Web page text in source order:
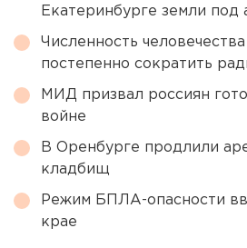
Екатеринбурге земли под
Численность
постепенно сократить
МИД призвал россиян
войне
В Оренбурге продлили
кладбищ
Режим БПЛА-опасности
крае